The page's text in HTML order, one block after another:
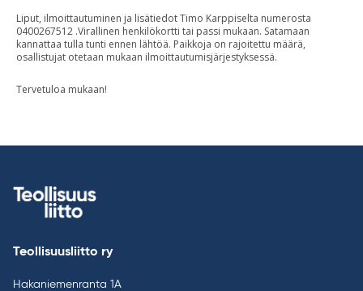
Liput, ilmoittautuminen ja lisätiedot Timo Karppiselta numerosta
0400267512 .Virallinen henkilökortti tai passi mukaan. Satamaan
kannattaa tulla tunti ennen lähtöä. Paikkoja on rajoitettu määrä,
osallistujat otetaan mukaan ilmoittautumisjärjestyksessä.
Tervetuloa mukaan!
Teollisuusliitto ry
Hakaniemenranta 1A